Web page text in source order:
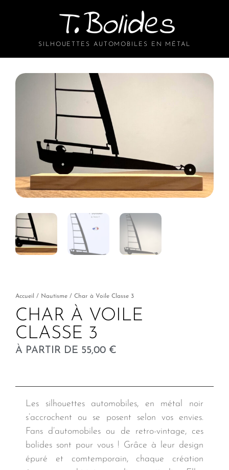
T.Bolides
SILHOUETTES AUTOMOBILES EN MÉTAL
Accueil / Nautisme / Char à Voile Classe 3
CHAR À VOILE
CLASSE 3
À PARTIR DE 55,00 €
Les silhouettes automobiles, en métal noir
s’accrochent ou se posent selon vos envies.
Fans d’automobiles ou de retro-vintage, ces
bolides sont pour vous ! Grâce à leur design
épuré et comtemporain, chaque création